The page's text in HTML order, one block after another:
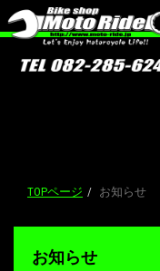
TOPページ お知らせ
お知らせ